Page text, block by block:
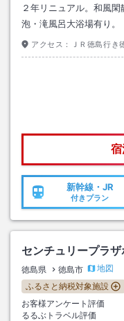
２年リニュアル。和風閑
泡・滝風呂大浴場有り。
アクセス： ＪＲ徳島行き
新幹線・JR
付きプラン
センチュリープラ
徳島県 徳島市
地図
ふるさと納税対象施設
お客様アンケート評価
るるぶトラベル評価